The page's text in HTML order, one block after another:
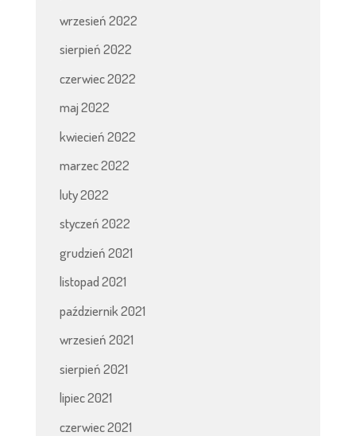
wrzesień 2022
sierpień 2022
czerwiec 2022
maj 2022
kwiecień 2022
marzec 2022
luty 2022
styczeń 2022
grudzień 2021
listopad 2021
październik 2021
wrzesień 2021
sierpień 2021
lipiec 2021
czerwiec 2021